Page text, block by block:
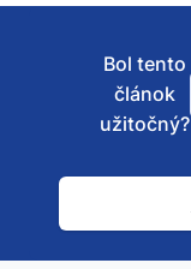
Bol tento
článok
užitočný?